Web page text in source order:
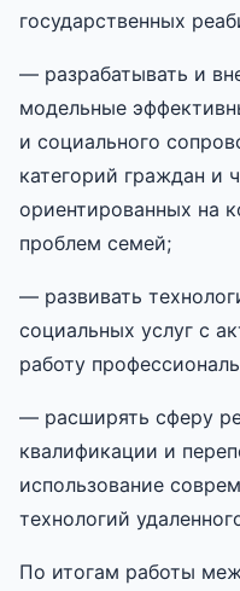
государственных
— разрабатывать и
модельные
и социального
категорий граждан и
ориентированных на
проблем семей;
— развивать
социальных услуг с
работу
— расширять сферу
квалификации и
использование
технологий
По итогам работы